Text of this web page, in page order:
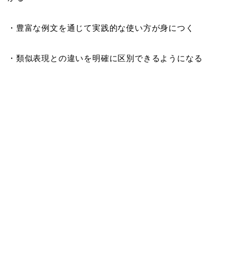
・豊富な例文を通じて実践的な使い方が身につく
・類似表現との違いを明確に区別できるようになる